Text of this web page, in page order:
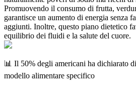
Promuovendo il consumo di frutta,
garantisce un aumento di energia senza
aggiunti. Inoltre, questo piano dietetico
equilibrio dei fluidi e la salute del cuore.
📊 Il 50% degli americani ha dichiarato
modello alimentare specifico